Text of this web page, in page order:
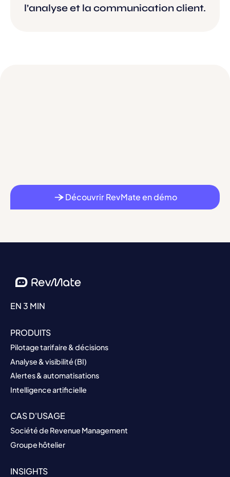
l’analyse et la communication client.
Découvrir RevMate en démo
EN 3 MIN
PRODUITS
Pilotage tarifaire & décisions
Analyse & visibilité (BI)
Alertes & automatisations
Intelligence artificielle
CAS D'USAGE
Société de Revenue Management
Groupe hôtelier
INSIGHTS